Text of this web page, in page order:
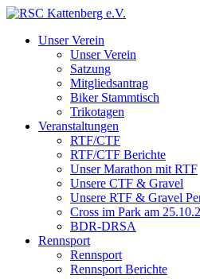
Unser Verein
Unser Verein
Satzung
Mitgliedsantrag
Biker Stammtisch
Trikotagen
Veranstaltungen
RTF/CTF
RTF/CTF Berichte
Unser Marathon mit RTF
Unsere CTF & Gravel
Unsere RTF & Gravel
Cross im Park am
BDR-DRSA
Rennsport
Rennsport
Rennsport Berichte